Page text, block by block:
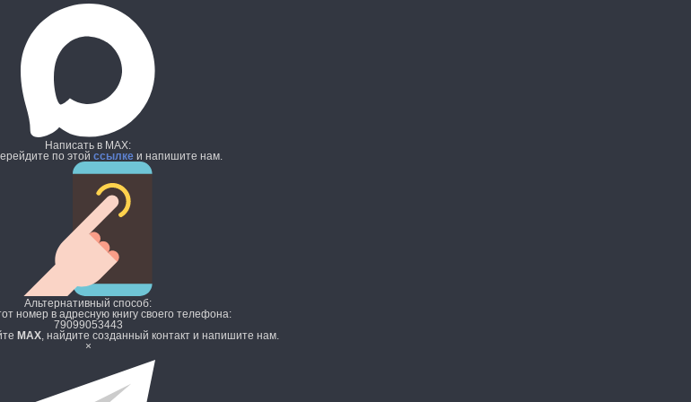
Написать в MAX:
по этой ссылке и напишите нам.
Альтернативный способ:
номер в адресную книгу своего телефона:
79099053443
MAX , найдите созданный контакт и напишите нам.
×